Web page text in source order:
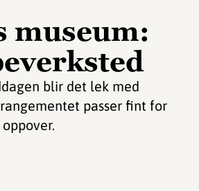
museum:
blir det lek med
passer fint for